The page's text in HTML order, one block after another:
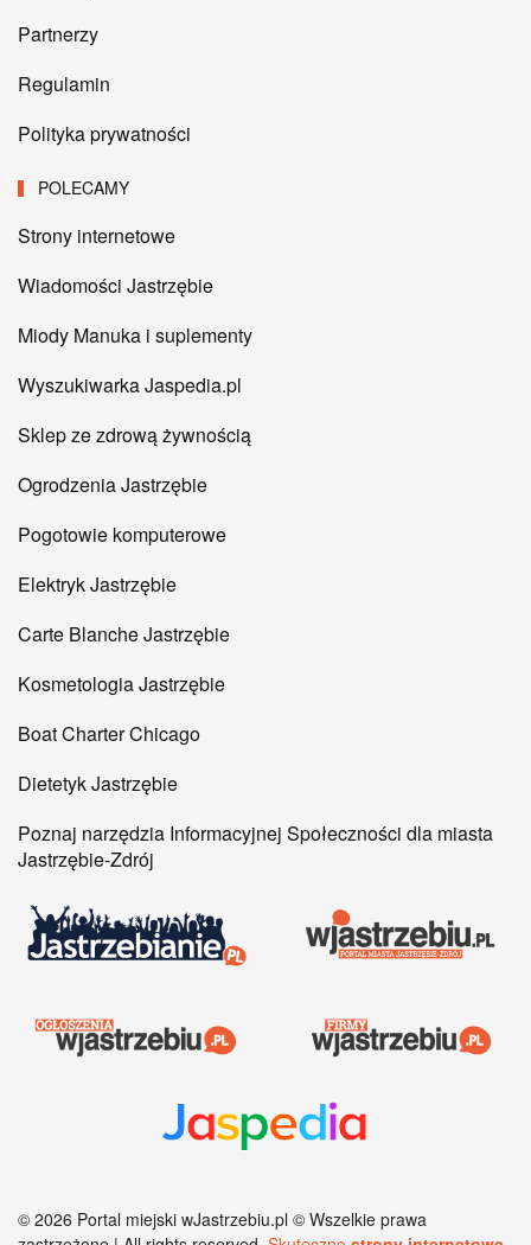
Partnerzy
Regulamin
Polityka prywatności
POLECAMY
Strony internetowe
Wiadomości Jastrzębie
Miody Manuka i suplementy
Wyszukiwarka Jaspedia.pl
Sklep ze zdrową żywnością
Ogrodzenia Jastrzębie
Pogotowie komputerowe
Elektryk Jastrzębie
Carte Blanche Jastrzębie
Kosmetologia Jastrzębie
Boat Charter Chicago
Dietetyk Jastrzębie
Poznaj narzędzia Informacyjnej Społeczności dla miasta
Jastrzębie-Zdrój
© 2026 Portal miejski wJastrzebiu.pl © Wszelkie prawa